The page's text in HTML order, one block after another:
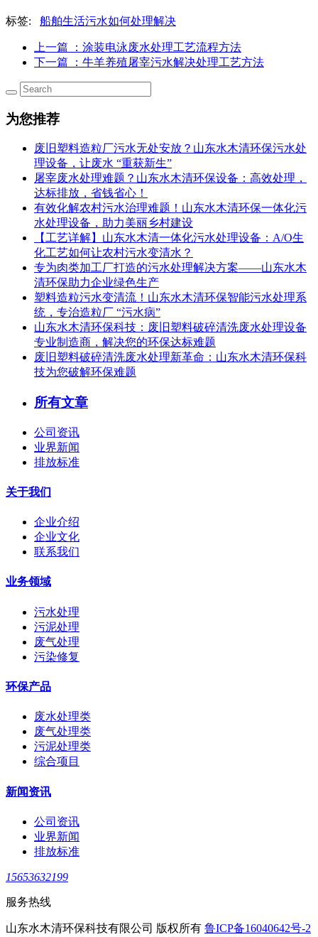
标签: 船舶生活污水如何处理解决
上一篇
：涂装电泳废水处理工艺流程方法
下一篇
：牛羊养殖屠宰污水解决处理工艺方法
为您推荐
废旧塑料造粒厂污水无处安放？山东水木清环保污水处
理设备，让废水 “重获新生”
屠宰废水处理难题？山东水木清环保设备：高效处理，
达标排放，省钱省心！
有效化解农村污水治理难题！山东水木清环保一体化污
水处理设备，助力美丽乡村建设
【工艺详解】山东水木清一体化污水处理设备：A/O生
化工艺如何让农村污水变清水？
专为肉类加工厂打造的污水处理解决方案——山东水木
清环保助力企业绿色生产
塑料造粒污水变清流！山东水木清环保智能污水处理系
统，专治造粒厂 “污水病”
山东水木清环保科技：废旧塑料破碎清洗废水处理设备
专业制造商，解决您的环保达标难题
废旧塑料破碎清洗废水处理新革命：山东水木清环保科
技为您破解环保难题
所有文章
公司资讯
业界新闻
排放标准
关于我们
企业介绍
企业文化
联系我们
业务领域
污水处理
污泥处理
废气处理
污染修复
环保产品
废水处理类
废气处理类
污泥处理类
综合项目
新闻资讯
公司资讯
业界新闻
排放标准
15653632199
服务热线
山东水木清环保科技有限公司 版权所有 鲁ICP备16040642号-2